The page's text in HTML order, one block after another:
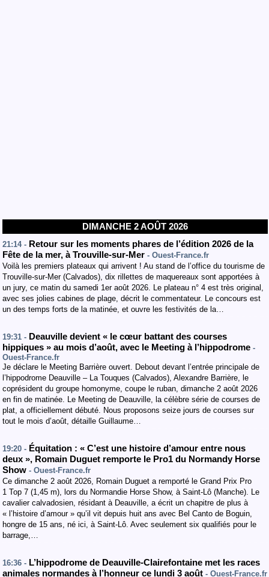
DIMANCHE 2 AOÛT 2026
21:14 - Retour sur les moments phares de l’édition 2026 de la
Fête de la mer, à Trouville-sur-Mer - Ouest-France.fr
Voilà les premiers plateaux qui arrivent ! Au stand de l’office du tourisme de
Trouville-sur-Mer (Calvados), dix rillettes de maquereaux sont apportées à
un jury, ce matin du samedi 1er août 2026. Le plateau n° 4 est très original,
avec ses jolies cabines de plage, décrit le commentateur. Le concours est
un des temps forts de la matinée, et ouvre les festivités de la…
19:31 - Deauville devient « le cœur battant des courses
hippiques » au mois d’août, avec le Meeting à l’hippodrome -
Ouest-France.fr
Je déclare le Meeting Barrière ouvert. Debout devant l’entrée principale de
l’hippodrome Deauville – La Touques (Calvados), Alexandre Barrière, le
coprésident du groupe homonyme, coupe le ruban, dimanche 2 août 2026
en fin de matinée. Le Meeting de Deauville, la célèbre série de courses de
plat, a officiellement débuté. Nous proposons seize jours de courses sur
tout le mois d’août, détaille Guillaume…
19:20 - Équitation : « C’est une histoire d’amour entre nous
deux », Romain Duguet remporte le Pro1 du Normandy Horse
Show - Ouest-France.fr
Ce dimanche 2 août 2026, Romain Duguet a remporté le Grand Prix Pro
1 Top 7 (1,45 m), lors du Normandie Horse Show, à Saint-Lô (Manche). Le
cavalier calvadosien, résidant à Deauville, a écrit un chapitre de plus à
« l’histoire d’amour » qu’il vit depuis huit ans avec Bel Canto de Boguin,
hongre de 15 ans, né ici, à Saint-Lô. Avec seulement six qualifiés pour le
barrage,…
16:36 - L’hippodrome de Deauville-Clairefontaine met les races
animales normandes à l’honneur ce lundi 3 août - Ouest-France.fr